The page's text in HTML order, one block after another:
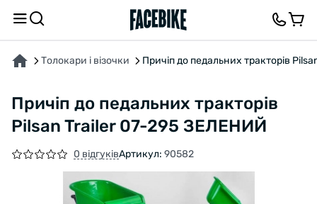
Толокари і візочки Причіп до педальних тракторів
Причіп до педальних тракторів
Pilsan Trailer 07-295 ЗЕЛЕНИЙ
0 відгуківАртикул: 90582
ПРО ТОВАР ХАРАКТЕРИСТИКИВІДГУКИ ТА ЗАПИТАННЯ